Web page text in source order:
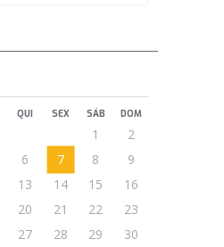
QUI SEX SÁB DOM
1
2
6 7 8
9
13 14 15
16
20 21 22
23
27 28 29
30